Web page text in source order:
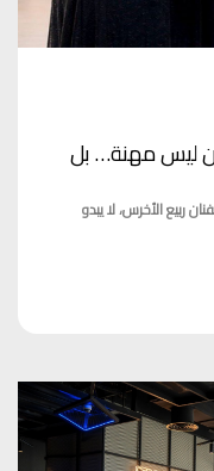
ليس مهنة… بل
ربيع الأخرس، لا يبدو